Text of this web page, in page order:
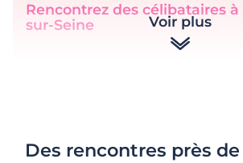
Rencontrez des célibataires à
sur-Seine
Voir plus
Des rencontres près